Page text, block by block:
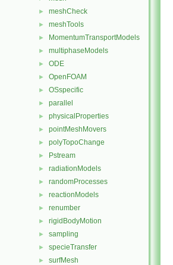
► meshCheck
► meshTools
► MomentumTransportModels
► multiphaseModels
► ODE
► OpenFOAM
► OSspecific
► parallel
► physicalProperties
► pointMeshMovers
► polyTopoChange
► Pstream
► radiationModels
► randomProcesses
► reactionModels
► renumber
► rigidBodyMotion
► sampling
► specieTransfer
► surfMesh